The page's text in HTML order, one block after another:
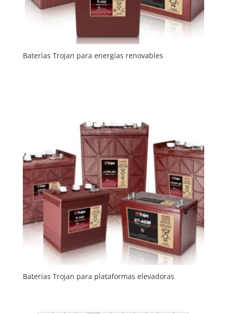
Baterías Trojan para energías renovables
Baterías Trojan para plataformas elevadoras